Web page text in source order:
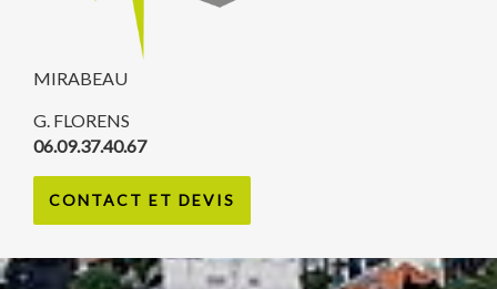
MIRABEAU
G. FLORENS
06.09.37.40.67
CONTACT ET DEVIS